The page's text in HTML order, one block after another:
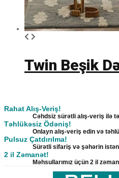
Twin Beşik
Rahat Alış-Veriş!
Cəhdsiz sürətli alış-veriş ilə
Təhlükəsiz Ödəniş!
Onlayn alış-veriş edin və
Pulsuz Çatdırılma!
Sürətli sifariş və şəhərin
2 il Zəmanət!
Məhsullarımız üçün 2 il